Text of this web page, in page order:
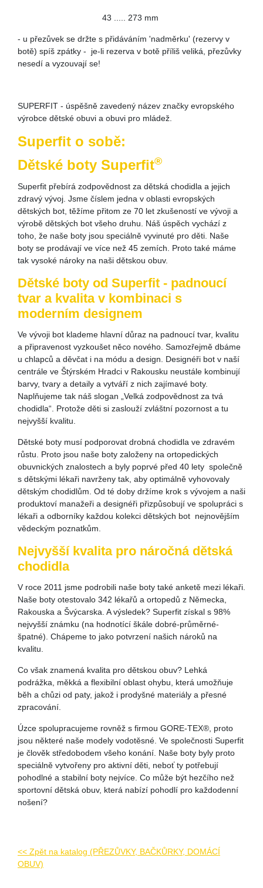
43 ..... 273 mm
- u přezůvek se držte s přidáváním 'nadměrku' (rezervy v
botě) spíš zpátky - je-li rezerva v botě příliš veliká, přezůvky
nesedí a vyzouvají se!
SUPERFIT - úspěšně zavedený název značky evropského
výrobce dětské obuvi a obuvi pro mládež.
Superfit o sobě:
Dětské boty Superfit®
Superfit přebírá zodpovědnost za dětská chodidla a jejich
zdravý vývoj. Jsme číslem jedna v oblasti evropských
dětských bot, těžíme přitom ze 70 let zkušeností ve vývoji a
výrobě dětských bot všeho druhu. Náš úspěch vychází z
toho, že naše boty jsou speciálně vyvinuté pro děti. Naše
boty se prodávají ve více než 45 zemích. Proto také máme
tak vysoké nároky na naši dětskou obuv.
Dětské boty od Superfit - padnoucí
tvar a kvalita v kombinaci s
moderním designem
Ve vývoji bot klademe hlavní důraz na padnoucí tvar, kvalitu
a připravenost vyzkoušet něco nového. Samozřejmě dbáme
u chlapců a děvčat i na módu a design. Designéři bot v naší
centrále ve Štýrském Hradci v Rakousku neustále kombinují
barvy, tvary a detaily a vytváří z nich zajímavé boty.
Naplňujeme tak náš slogan „Velká zodpovědnost za tvá
chodidla“. Protože děti si zaslouží zvláštní pozornost a tu
nejvyšší kvalitu.
Dětské boty musí podporovat drobná chodidla ve zdravém
růstu. Proto jsou naše boty založeny na ortopedických
obuvnických znalostech a byly poprvé před 40 lety společně
s dětskými lékaři navrženy tak, aby optimálně vyhovovaly
dětským chodidlům. Od té doby držíme krok s vývojem a naši
produktoví manažeři a designéři přizpůsobují ve spolupráci s
lékaři a odborníky každou kolekci dětských bot nejnovějším
vědeckým poznatkům.
Nejvyšší kvalita pro náročná dětská
chodidla
V roce 2011 jsme podrobili naše boty také anketě mezi lékaři.
Naše boty otestovalo 342 lékařů a ortopedů z Německa,
Rakouska a Švýcarska. A výsledek? Superfit získal s 98%
nejvyšší známku (na hodnotící škále dobré-průměrné-
špatné). Chápeme to jako potvrzení našich nároků na
kvalitu.
Co však znamená kvalita pro dětskou obuv? Lehká
podrážka, měkká a flexibilní oblast ohybu, která umožňuje
běh a chůzi od paty, jakož i prodyšné materiály a přesné
zpracování.
Úzce spolupracujeme rovněž s firmou GORE-TEX®, proto
jsou některé naše modely vodotěsné. Ve společnosti Superfit
je člověk středobodem všeho konání. Naše boty byly proto
speciálně vytvořeny pro aktivní děti, neboť ty potřebují
pohodlné a stabilní boty nejvíce. Co může být hezčího než
sportovní dětská obuv, která nabízí pohodlí pro každodenní
nošení?
<< Zpět na katalog (PŘEZŮVKY, BAČKŮRKY, DOMÁCÍ
OBUV)